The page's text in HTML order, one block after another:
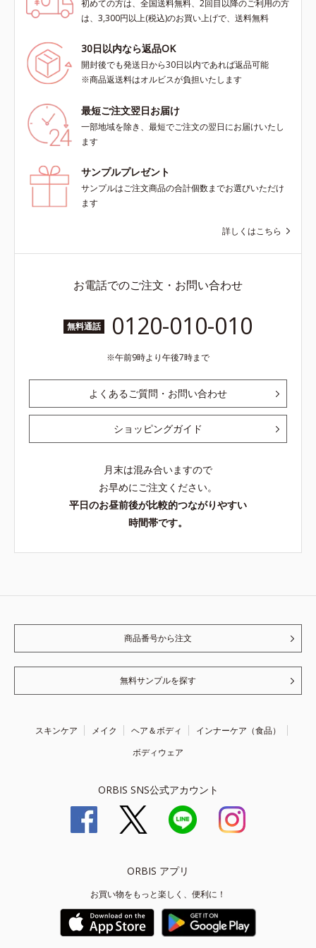
初めての方は、全国送料無料、2回目以降のご利用の方
は、3,300円以上(税込)のお買い上げで、送料無料
30日以内なら返品OK
開封後でも発送日から30日以内であれば返品可能
※商品返送料はオルビスが負担いたします
最短ご注文翌日お届け
一部地域を除き、最短でご注文の翌日にお届けいたし
ます
サンプルプレゼント
サンプルはご注文商品の合計個数までお選びいただけ
ます
詳しくはこちら
お電話でのご注文・お問い合わせ
無料通話 0120-010-010
午前9時より午後7時まで
よくあるご質問・お問い合わせ
ショッピングガイド
月末は混み合いますので
お早めにご注文ください。
平日のお昼前後が比較的つながりやすい
時間帯です。
商品番号から注文
無料サンプルを探す
スキンケア メイク ヘア＆ボディ
インナーケア（食品）
ボディウェア
ORBIS SNS公式アカウント
ORBIS アプリ
お買い物をもっと楽しく、便利に！